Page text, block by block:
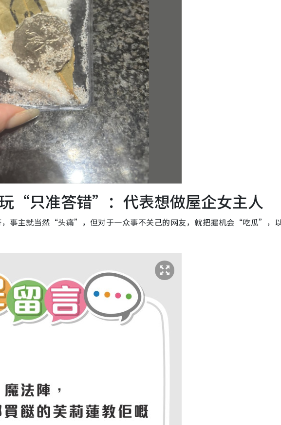
“只准答错”：代表想做屋企女主人
，事主就当然“头痛”，但对于一众事不关己的网友，就把握机会“吃瓜”，